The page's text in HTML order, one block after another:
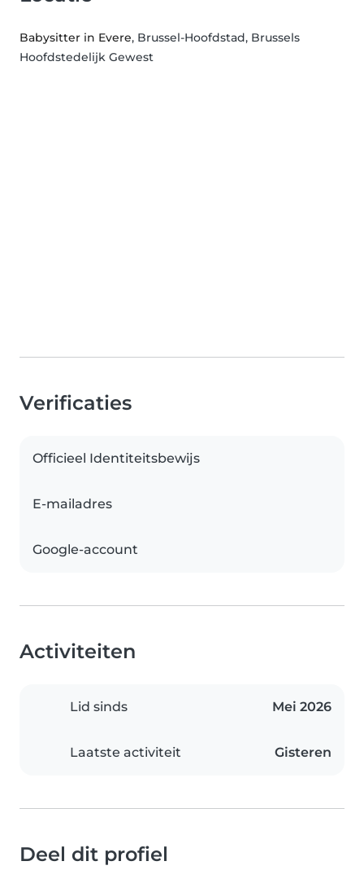
Babysitter in Evere, Brussel-Hoofdstad, Brussels
Hoofdstedelijk Gewest
Verificaties
Officieel Identiteitsbewijs
E-mailadres
Google-account
Activiteiten
Lid sinds Mei 2026
Laatste activiteit Gisteren
Deel dit profiel